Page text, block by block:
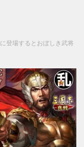
登場するとおぼしき武将